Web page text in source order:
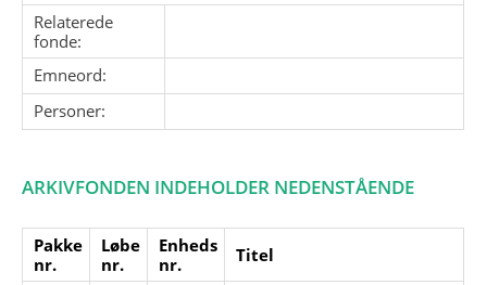
Relaterede
fonde:
Emneord:
Personer:
ARKIVFONDEN INDEHOLDER NEDENSTÅENDE
Pakke
nr.
Løbe
nr.
Enheds
nr.
Titel